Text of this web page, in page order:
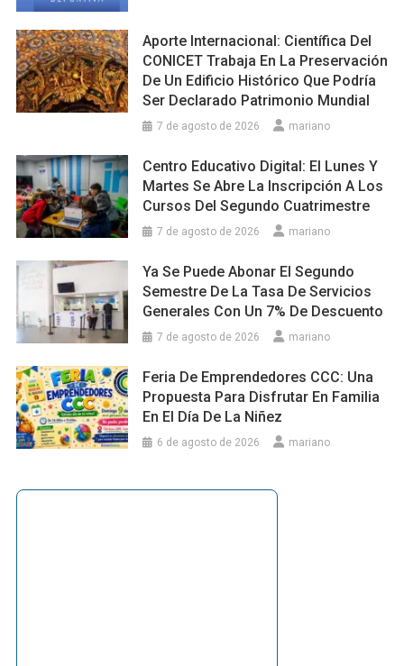
Aporte Internacional: Científica Del
CONICET Trabaja En La Preservación
De Un Edificio Histórico Que Podría
Ser Declarado Patrimonio Mundial
7 de agosto de 2026 mariano
Centro Educativo Digital: El Lunes Y
Martes Se Abre La Inscripción A Los
Cursos Del Segundo Cuatrimestre
7 de agosto de 2026 mariano
Ya Se Puede Abonar El Segundo
Semestre De La Tasa De Servicios
Generales Con Un 7% De Descuento
7 de agosto de 2026 mariano
Feria De Emprendedores CCC: Una
Propuesta Para Disfrutar En Familia
En El Día De La Niñez
6 de agosto de 2026 mariano